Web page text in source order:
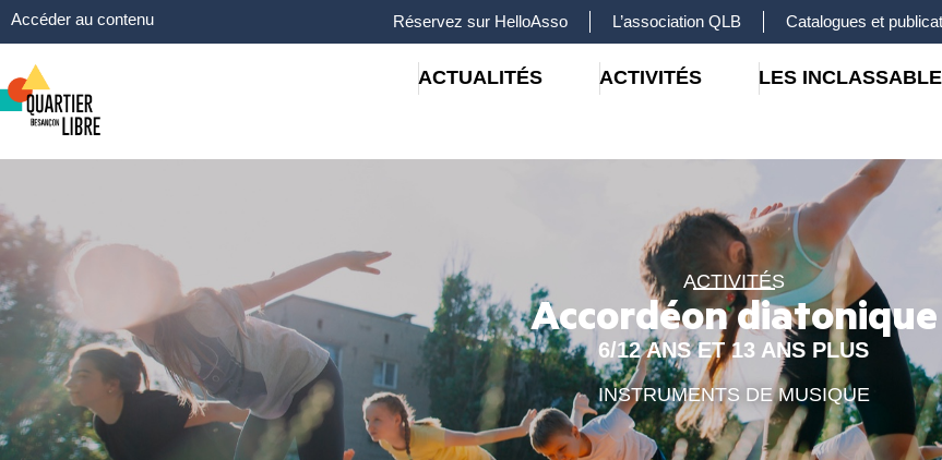
Accéder au contenu Réservez sur HelloAsso L’association QLB Catalogues et
ACTUALITÉS ACTIVITÉS LES
ACTIVITÉS
Accordéon diatonique
6/12 ANS ET 13 ANS PLUS
INSTRUMENTS DE MUSIQUE
Panneau de gestion des cookies